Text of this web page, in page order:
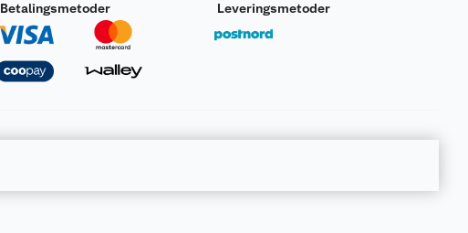
Betalingsmetoder Leveringsmetoder